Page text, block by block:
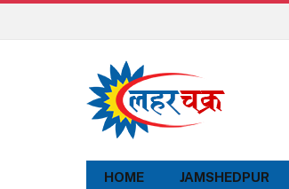
HOME JAMSHEDPUR